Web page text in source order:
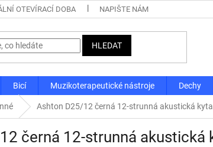
OTEVÍRACÍ DOBA NAPIŠTE NÁM
HLEDAT
Bicí Muzikoterapeutické nástroje Dechy
Ashton D25/12 černá 12-strunná akustická
černá 12-strunná akustická